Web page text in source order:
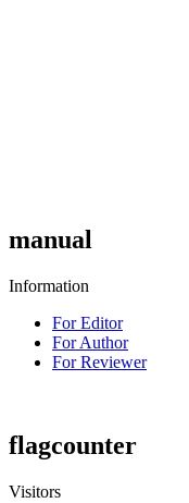
manual
Information
For Editor
For Author
For Reviewer
flagcounter
Visitors